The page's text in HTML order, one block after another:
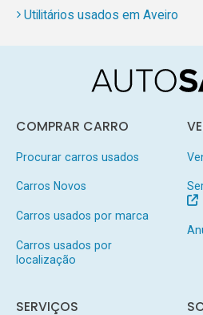
Utilitários usados em Aveiro
COMPRAR CARRO
Procurar carros usados
Carros Novos
Carros usados por marca
Carros usados por
localização
SERVIÇOS